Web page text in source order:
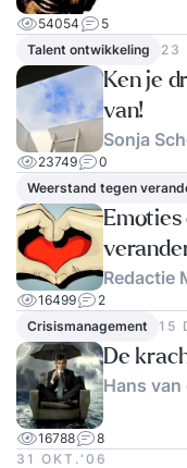
54054
5
Talent ontwikkeling
23
Ken je
van!
Sonja
23749
0
Weerstand tegen
Emoties
Redactie
16499
2
Crisismanagement
15
De
Hans van
16788
8
31 OKT.‘06